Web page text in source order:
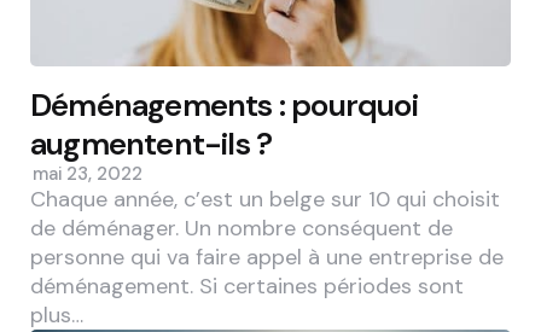
Déménagements : pourquoi
augmentent-ils ?
mai 23, 2022
Chaque année, c’est un belge sur 10 qui choisit
de déménager. Un nombre conséquent de
personne qui va faire appel à une entreprise de
déménagement. Si certaines périodes sont
plus…